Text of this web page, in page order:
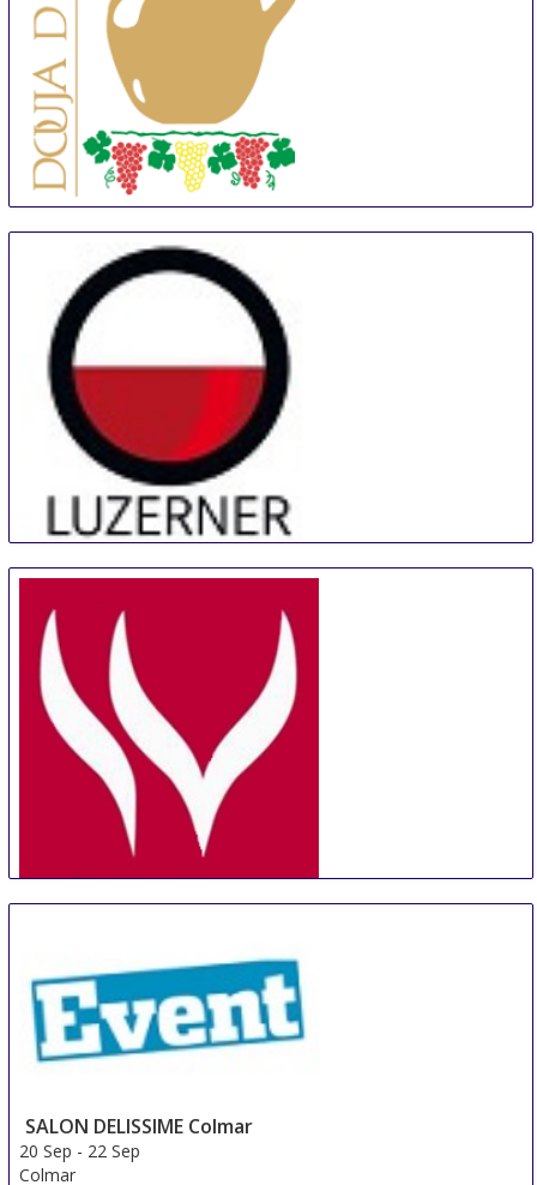
12 Sep
15 Sep
Lucerne
Switzerland
SALON DELISSIME Colmar
20 Sep - 22 Sep
Colmar